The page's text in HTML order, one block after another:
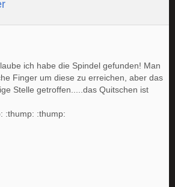
ich habe die Spindel gefunden! Man
Finger um diese zu erreichen, aber das
Stelle getroffen.....das Quitschen ist
:thump: :thump: